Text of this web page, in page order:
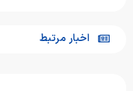
اخبار مرتبط